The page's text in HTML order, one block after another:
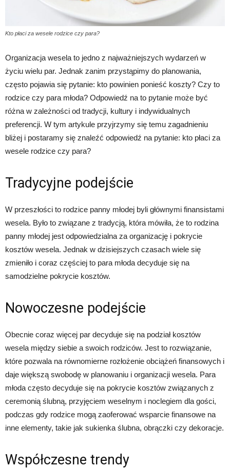
Kto płaci za wesele rodzice czy para?
Organizacja wesela to jedno z najważniejszych wydarzeń w
życiu wielu par. Jednak zanim przystąpimy do planowania,
często pojawia się pytanie: kto powinien ponieść koszty? Czy to
rodzice czy para młoda? Odpowiedź na to pytanie może być
różna w zależności od tradycji, kultury i indywidualnych
preferencji. W tym artykule przyjrzymy się temu zagadnieniu
bliżej i postaramy się znaleźć odpowiedź na pytanie: kto płaci za
wesele rodzice czy para?
Tradycyjne podejście
W przeszłości to rodzice panny młodej byli głównymi finansistami
wesela. Było to związane z tradycją, która mówiła, że to rodzina
panny młodej jest odpowiedzialna za organizację i pokrycie
kosztów wesela. Jednak w dzisiejszych czasach wiele się
zmieniło i coraz częściej to para młoda decyduje się na
samodzielne pokrycie kosztów.
Nowoczesne podejście
Obecnie coraz więcej par decyduje się na podział kosztów
wesela między siebie a swoich rodziców. Jest to rozwiązanie,
które pozwala na równomierne rozłożenie obciążeń finansowych i
daje większą swobodę w planowaniu i organizacji wesela. Para
młoda często decyduje się na pokrycie kosztów związanych z
ceremonią ślubną, przyjęciem weselnym i noclegiem dla gości,
podczas gdy rodzice mogą zaoferować wsparcie finansowe na
inne elementy, takie jak sukienka ślubna, obrączki czy dekoracje.
Współczesne trendy